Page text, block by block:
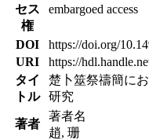
セス
権
embargoed access
DOI
https://doi.org/
URI
https://
タイ
トル
楚卜筮祭禱簡に
研究
著者
著者名
趙, 珊